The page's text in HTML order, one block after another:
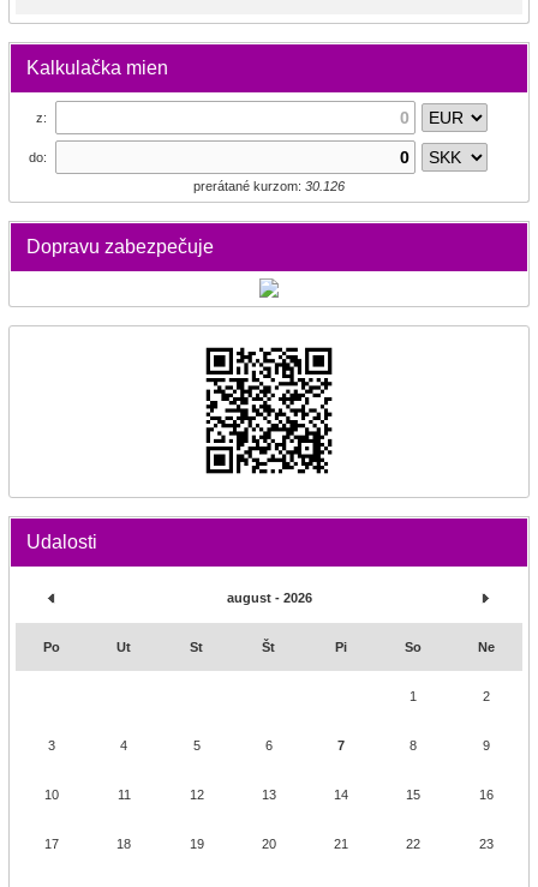
Kalkulačka mien
z:
do:
prerátané kurzom: 30.126
Dopravu zabezpečuje
Udalosti
august - 2026
Po Ut St Št Pi So Ne
1 2
3 4 5 6 7 8 9
10 11 12 13 14 15 16
17 18 19 20 21 22 23